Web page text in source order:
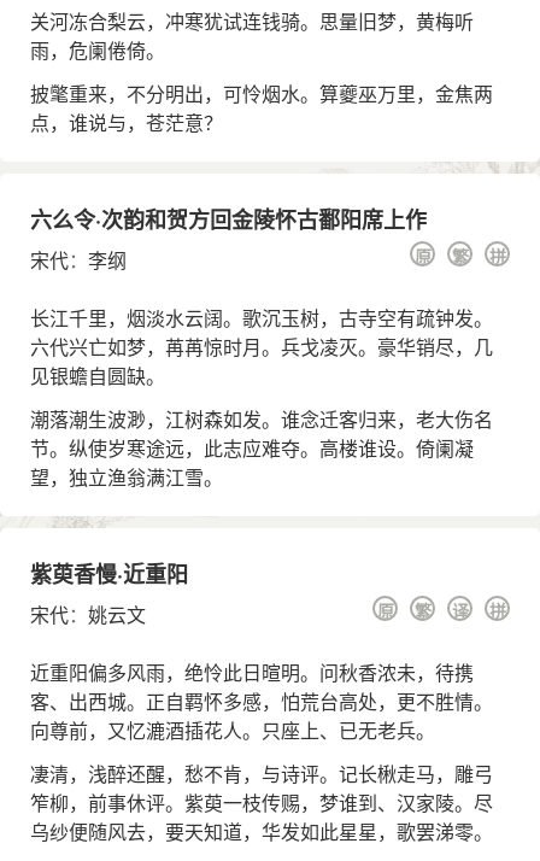
关河冻合梨云，冲寒犹试连钱骑。思量旧梦，黄梅听
雨，危阑倦倚。
披氅重来，不分明出，可怜烟水。算夔巫万里，金焦两
点，谁说与，苍茫意？
六么令·次韵和贺方回金陵怀古鄱阳席上作
宋代： 李纲 拼
繁
原
长江千里，烟淡水云阔。歌沉玉树，古寺空有疏钟发。
六代兴亡如梦，苒苒惊时月。兵戈凌灭。豪华销尽，几
见银蟾自圆缺。
潮落潮生波渺，江树森如发。谁念迁客归来，老大伤名
节。纵使岁寒途远，此志应难夺。高楼谁设。倚阑凝
望，独立渔翁满江雪。
紫萸香慢·近重阳
宋代： 姚云文 拼
译
繁
原
近重阳偏多风雨，绝怜此日暄明。问秋香浓未，待携
客、出西城。正自羁怀多感，怕荒台高处，更不胜情。
向尊前，又忆漉酒插花人。只座上、已无老兵。
凄清，浅醉还醒，愁不肯，与诗评。记长楸走马，雕弓
笮柳，前事休评。紫萸一枝传赐，梦谁到、汉家陵。尽
乌纱便随风去，要天知道，华发如此星星，歌罢涕零。